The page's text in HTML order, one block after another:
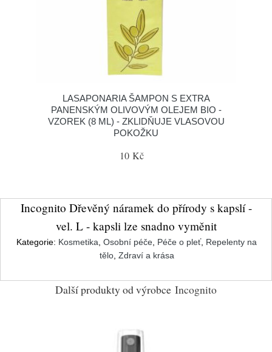
LASAPONARIA ŠAMPON S EXTRA
PANENSKÝM OLIVOVÝM OLEJEM BIO -
VZOREK (8 ML) - ZKLIDŇUJE VLASOVOU
POKOŽKU
10 Kč
Incognito Dřevěný náramek do přírody s kapslí -
vel. L - kapsli lze snadno vyměnit
Kategorie: Kosmetika Osobní péče Péče o pleť, Repelenty na
tělo, Zdraví a krása
Další produkty od výrobce Incognito